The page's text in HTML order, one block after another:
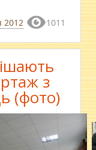
2012 1011
з
(фото)